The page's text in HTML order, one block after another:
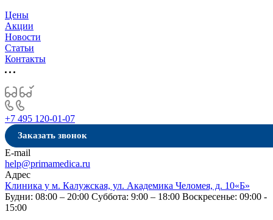
Цены
Акции
Новости
Статьи
Контакты
+7 495 120-01-07
Заказать звонок
E-mail
help@primamedica.ru
Адрес
Клиника у м. Калужская, ул. Академика Челомея, д. 10«Б»
Будни: 08:00 – 20:00 Суббота: 9:00 – 18:00 Воскресенье: 09:00 -
15:00